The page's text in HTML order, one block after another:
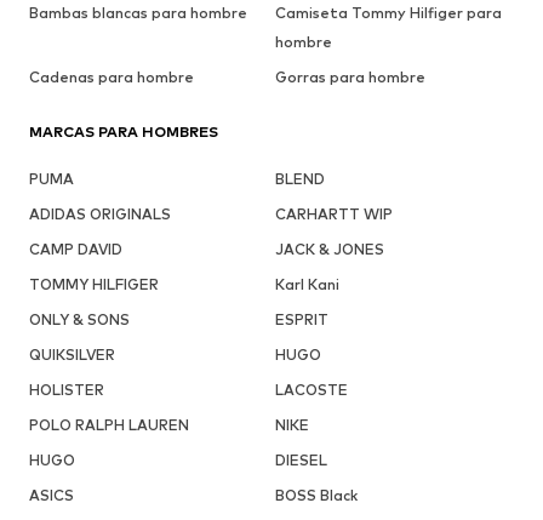
Bambas blancas para hombre
Camiseta Tommy Hilfiger para
hombre
Cadenas para hombre
Gorras para hombre
MARCAS PARA HOMBRES
PUMA
BLEND
ADIDAS ORIGINALS
CARHARTT WIP
CAMP DAVID
JACK & JONES
TOMMY HILFIGER
Karl Kani
ONLY & SONS
ESPRIT
QUIKSILVER
HUGO
HOLISTER
LACOSTE
POLO RALPH LAUREN
NIKE
HUGO
DIESEL
ASICS
BOSS Black